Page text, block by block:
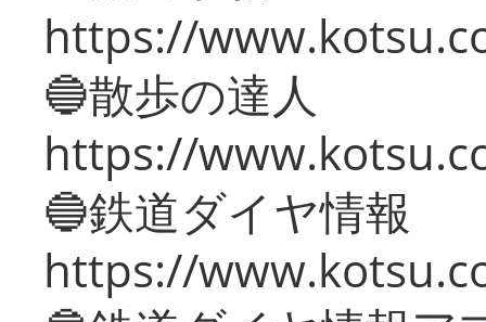
https://
🔵散歩の達人
https://
🔵鉄道ダイヤ情報
https://